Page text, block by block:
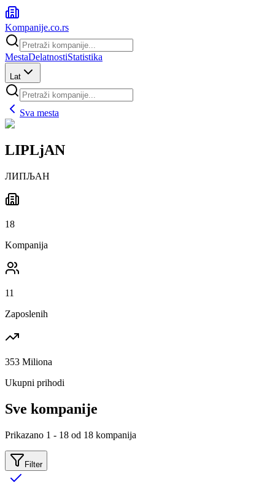
Kompanije.co.rs
MestaDelatnostiStatistika
Lat
Sva mesta
LIPLjAN
ЛИПЉАН
18
Kompanija
11
Zaposlenih
353 Miliona
Ukupni prihodi
Sve kompanije
Prikazano 1 - 18 od 18 kompanija
Filter